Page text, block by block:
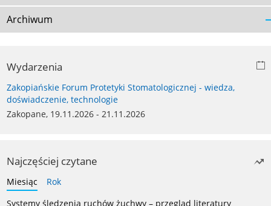
Archiwum
Wydarzenia
Zakopiańskie Forum Protetyki Stomatologicznej - wiedza,
doświadczenie, technologie
Zakopane, 19.11.2026 - 21.11.2026
Najczęściej czytane
Miesiąc
Rok
Systemy śledzenia ruchów żuchwy – przegląd literatury